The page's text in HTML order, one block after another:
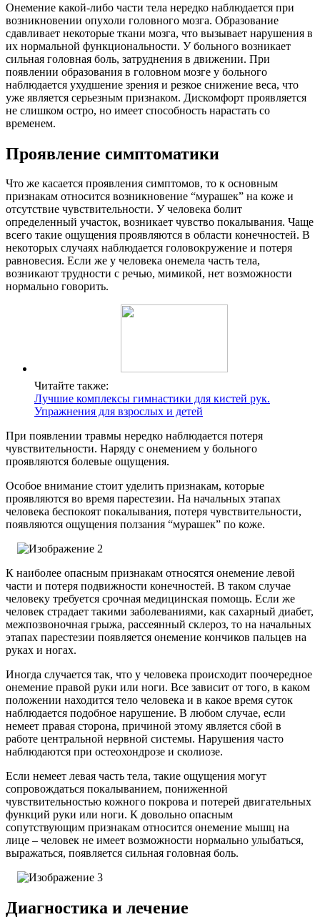
Онемение какой-либо части тела нередко наблюдается при
возникновении опухоли головного мозга. Образование
сдавливает некоторые ткани мозга, что вызывает нарушения в
их нормальной функциональности. У больного возникает
сильная головная боль, затруднения в движении. При
появлении образования в головном мозге у больного
наблюдается ухудшение зрения и резкое снижение веса, что
уже является серьезным признаком. Дискомфорт проявляется
не слишком остро, но имеет способность нарастать со
временем.
Проявление симптоматики
Что же касается проявления симптомов, то к основным
признакам относится возникновение “мурашек” на коже и
отсутствие чувствительности. У человека болит
определенный участок, возникает чувство покалывания. Чаще
всего такие ощущения проявляются в области конечностей. В
некоторых случаях наблюдается головокружение и потеря
равновесия. Если же у человека онемела часть тела,
возникают трудности с речью, мимикой, нет возможности
нормально говорить.
Читайте также:
Лучшие комплексы гимнастики для кистей рук.
Упражнения для взрослых и детей
При появлении травмы нередко наблюдается потеря
чувствительности. Наряду с онемением у больного
проявляются болевые ощущения.
Особое внимание стоит уделить признакам, которые
проявляются во время парестезии. На начальных этапах
человека беспокоят покалывания, потеря чувствительности,
появляются ощущения ползания “мурашек” по коже.
К наиболее опасным признакам относятся онемение левой
части и потеря подвижности конечностей. В таком случае
человеку требуется срочная медицинская помощь. Если же
человек страдает такими заболеваниями, как сахарный диабет,
межпозвоночная грыжа, рассеянный склероз, то на начальных
этапах парестезии появляется онемение кончиков пальцев на
руках и ногах.
Иногда случается так, что у человека происходит поочередное
онемение правой руки или ноги. Все зависит от того, в каком
положении находится тело человека и в какое время суток
наблюдается подобное нарушение. В любом случае, если
немеет правая сторона, причиной этому является сбой в
работе центральной нервной системы. Нарушения часто
наблюдаются при остеохондрозе и сколиозе.
Если немеет левая часть тела, такие ощущения могут
сопровождаться покалыванием, пониженной
чувствительностью кожного покрова и потерей двигательных
функций руки или ноги. К довольно опасным
сопутствующим признакам относится онемение мышц на
лице – человек не имеет возможности нормально улыбаться,
выражаться, появляется сильная головная боль.
Диагностика и лечение